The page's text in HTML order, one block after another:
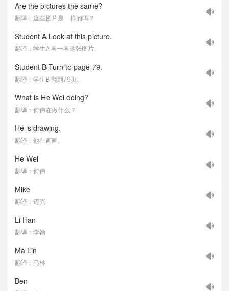
Are the pictures the same?
翻译：这些图片是一样的吗？
Student A Look at this picture.
翻译：学生A 看一看这张图片。
Student B Turn to page 79.
翻译：学生B 翻到79页。
What is He Wei doing?
翻译：何伟在做什么？
He is drawing.
翻译：他在画画。
He Wei
翻译：何伟
Mike
翻译：迈克
Li Han
翻译：李翰
Ma Lin
翻译：马林
Ben